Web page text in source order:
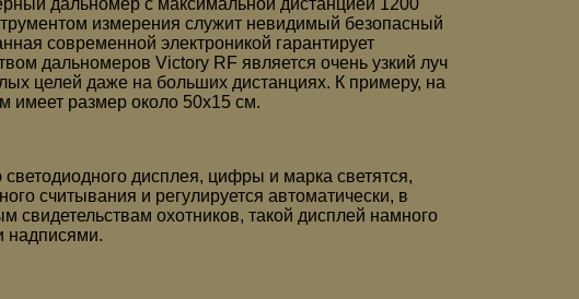
дальномер с максимальной дистанцией 1200
измерения служит невидимый безопасный
современной электроникой гарантирует
дальномеров Victory RF является очень узкий луч
целей даже на больших дистанциях. К примеру, на
имеет размер около 50х15 см.
дисплея, цифры и марка светятся,
считывания и регулируется автоматически, в
охотников, такой дисплей намного
надписями.